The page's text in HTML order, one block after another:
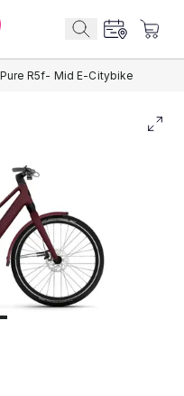
R5f- Mid E-Citybike